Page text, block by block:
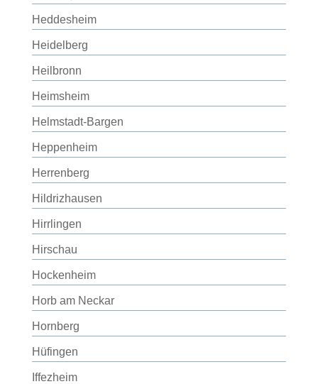
Heddesheim
Heidelberg
Heilbronn
Heimsheim
Helmstadt-Bargen
Heppenheim
Herrenberg
Hildrizhausen
Hirrlingen
Hirschau
Hockenheim
Horb am Neckar
Hornberg
Hüfingen
Iffezheim